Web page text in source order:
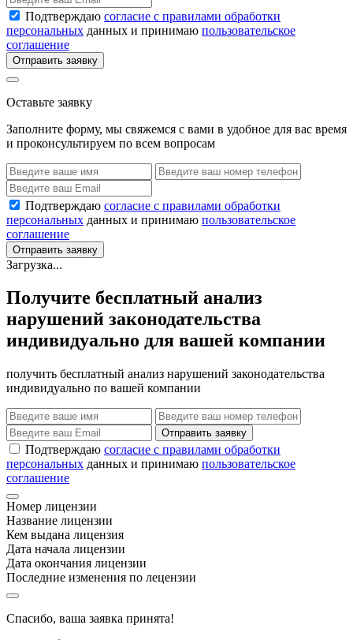
Подтверждаю согласие с правилами обработки
персональных данных и принимаю пользовательское
соглашение
Отправить заявку
Оставьте заявку
Заполните форму, мы свяжемся с вами в удобное для вас время
и проконсультируем по всем вопросам
Подтверждаю согласие с правилами обработки
персональных данных и принимаю пользовательское
соглашение
Отправить заявку
Загрузка...
Получите бесплатный анализ
нарушений законодательства
индивидуально для вашей компании
получить бесплатный анализ нарушений законодательства
индивидуально по вашей компании
Отправить заявку
Подтверждаю согласие с правилами обработки
персональных данных и принимаю пользовательское
соглашение
Номер лицензии
Название лицензии
Кем выдана лицензия
Дата начала лицензии
Дата окончания лицензии
Последние изменения по лецензии
Спасибо, ваша заявка принята!